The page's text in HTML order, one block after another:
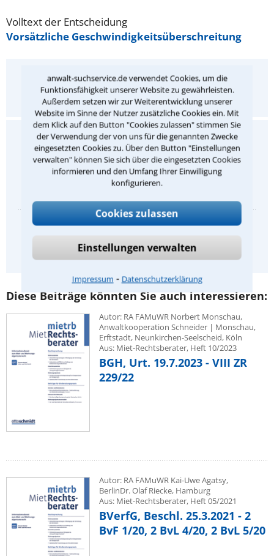
anwalt-suchservice.de verwendet Cookies, um die
Funktionsfähigkeit unserer Website zu gewährleisten.
Außerdem setzen wir zur Weiterentwicklung unserer
Website im Sinne der Nutzer zusätzliche Cookies ein. Mit
dem Klick auf den Button "Cookies zulassen" stimmen Sie
der Verwendung der von uns für die genannten Zwecke
eingesetzten Cookies zu. Über den Button "Einstellungen
verwalten" können Sie sich über die eingesetzten Cookies
informieren und den Umfang Ihrer Einwilligung
konfigurieren.
Cookies zulassen
Einstellungen verwalten
Impressum ⁃ Datenschutzerklärung
Volltext der Entscheidung
Vorsätzliche Geschwindigkeitsüberschreitung
Hat Ihnen dieser Rechtstipp geholfen?
Ja
Nein
Gefällt Ihnen dieser Rechtstipp?
Ihre Bewertung:
Bisher abgegebene Bewertungen:
4,0/5(14Bewertungen)
Diese Beiträge könnten Sie auch interessieren:
Autor: RA FAMuWR Norbert Monschau,
Anwaltkooperation Schneider | Monschau,
Erftstadt, Neunkirchen-Seelscheid, Köln
Aus: Miet-Rechtsberater, Heft 10/2023
BGH, Urt. 19.7.2023 - VIII ZR
229/22
Autor: RA FAMuWR Kai-Uwe Agatsy,
BerlinDr. Olaf Riecke, Hamburg
Aus: Miet-Rechtsberater, Heft 05/2021
BVerfG, Beschl. 25.3.2021 - 2
BvF 1/20, 2 BvL 4/20, 2 BvL 5/20